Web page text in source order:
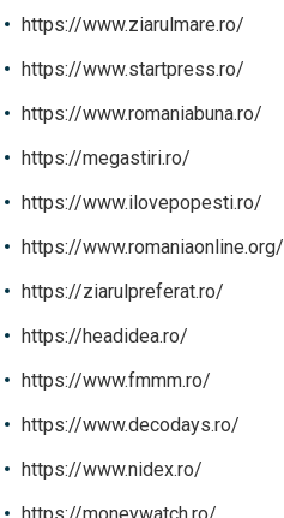
https://www.ziarulmare.ro/
https://www.startpress.ro/
https://www.romaniabuna.ro/
https://megastiri.ro/
https://www.ilovepopesti.ro/
https://www.romaniaonline.org/
https://ziarulpreferat.ro/
https://headidea.ro/
https://www.fmmm.ro/
https://www.decodays.ro/
https://www.nidex.ro/